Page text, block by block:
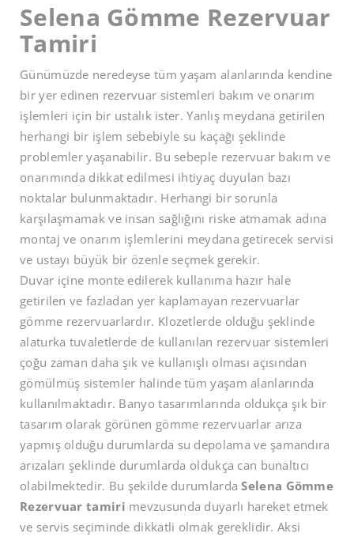
Selena Gömme Rezervuar
Tamiri
Günümüzde neredeyse tüm yaşam alanlarında kendine
bir yer edinen rezervuar sistemleri bakım ve onarım
işlemleri için bir ustalık ister. Yanlış meydana getirilen
herhangi bir işlem sebebiyle su kaçağı şeklinde
problemler yaşanabilir. Bu sebeple rezervuar bakım ve
onarımında dikkat edilmesi ihtiyaç duyulan bazı
noktalar bulunmaktadır. Herhangi bir sorunla
karşılaşmamak ve insan sağlığını riske atmamak adına
montaj ve onarım işlemlerini meydana getirecek servisi
ve ustayı büyük bir özenle seçmek gerekir.
Duvar içine monte edilerek kullanıma hazır hale
getirilen ve fazladan yer kaplamayan rezervuarlar
gömme rezervuarlardır. Klozetlerde olduğu şeklinde
alaturka tuvaletlerde de kullanılan rezervuar sistemleri
çoğu zaman daha şık ve kullanışlı olması açısından
gömülmüş sistemler halinde tüm yaşam alanlarında
kullanılmaktadır. Banyo tasarımlarında oldukça şık bir
tasarım olarak görünen gömme rezervuarlar arıza
yapmış olduğu durumlarda su depolama ve şamandıra
arızaları şeklinde durumlarda oldukça can bunaltıcı
olabilmektedir. Bu şekilde durumlardaSelena Gömme
Rezervuar tamiri mevzusunda duyarlı hareket etmek
ve servis seçiminde dikkatli olmak gereklidir. Aksi